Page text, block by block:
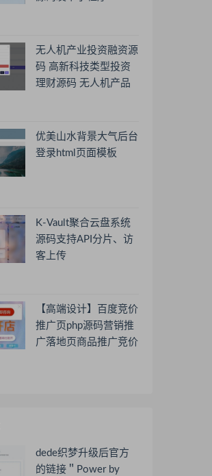
无人机产业投资融资源
码 高新科技类型投资
理财源码 无人机产品
优美山水背景大气后台
登录html页面模板
K-Vault聚合云盘系统
源码支持API分片、访
客上传
【高端设计】百度竞价
推广页php源码营销推
广落地页商品推广竞价
dede织梦升级后官方
的链接＂Power by